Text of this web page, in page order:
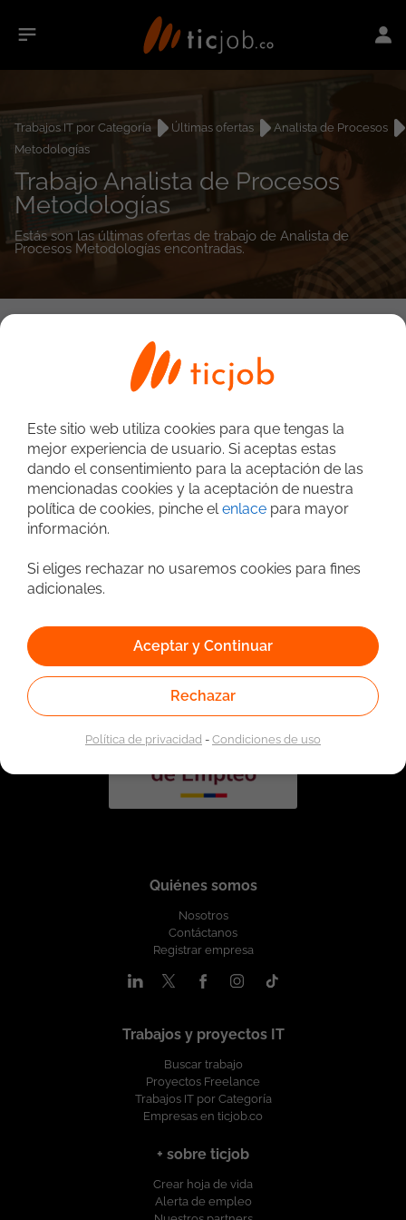
Trabajos IT por Categoría Últimas ofertas
Analista de Procesos
Metodologías
Trabajo Analista de Procesos
Metodologías
Estás son las últimas ofertas de trabajo de Analista de
Procesos Metodologías encontradas.
empleos encontrados
0026 del 17 de Enero de 2023,Ver resolución.
Quiénes somos
Nosotros
Contáctanos
Registrar empresa
Trabajos y proyectos IT
Buscar trabajo
Proyectos Freelance
Trabajos IT por Categoría
Empresas en ticjob.co
+ sobre ticjob
Crear hoja de vida
Alerta de empleo
Este sitio web utiliza cookies para que tengas la
mejor experiencia de usuario. Si aceptas estas
dando el consentimiento para la aceptación de las
mencionadas cookies y la aceptación de nuestra
política de cookies, pinche elenlace para mayor
información.
Si eliges rechazar no usaremos cookies para fines
adicionales.
Aceptar y Continuar
Rechazar
Política de privacidad -Condiciones de uso